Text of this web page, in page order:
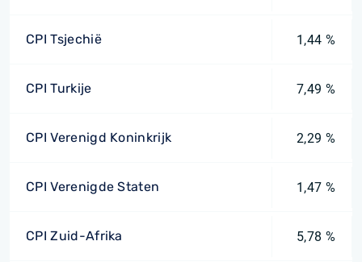
CPI Tsjechië 1,44 %
CPI Turkije 7,49 %
CPI Verenigd Koninkrijk 2,29 %
CPI Verenigde Staten 1,47 %
CPI Zuid-Afrika 5,78 %